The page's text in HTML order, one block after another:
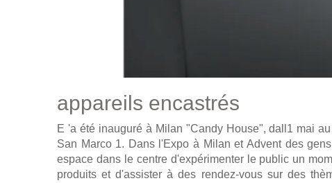
appareils encastrés
E 'a été inauguré à Milan "Candy House", dall1 mai
San Marco 1. Dans l'Expo à Milan et Advent des
espace dans le centre d'expérimenter le public un
produits et d'assister à des rendez-vous sur des